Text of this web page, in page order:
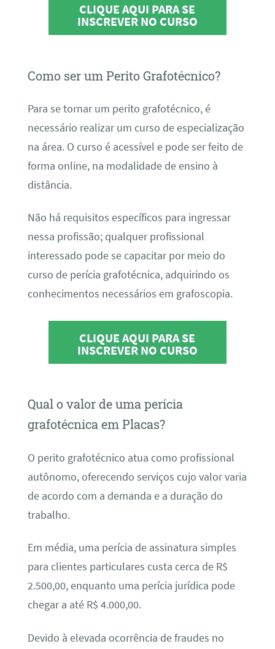
CLIQUE AQUI PARA SE
INSCREVER NO CURSO
Como ser um Perito Grafotécnico?
Para se tornar um perito grafotécnico, é
necessário realizar um curso de especialização
na área. O curso é acessível e pode ser feito de
forma online, na modalidade de ensino à
distância.
Não há requisitos específicos para ingressar
nessa profissão; qualquer profissional
interessado pode se capacitar por meio do
curso de perícia grafotécnica, adquirindo os
conhecimentos necessários em grafoscopia.
CLIQUE AQUI PARA SE
INSCREVER NO CURSO
Qual o valor de uma perícia
grafotécnica em Placas?
O perito grafotécnico atua como profissional
autônomo, oferecendo serviços cujo valor varia
de acordo com a demanda e a duração do
trabalho.
Em média, uma perícia de assinatura simples
para clientes particulares custa cerca de R$
2.500,00, enquanto uma perícia jurídica pode
chegar a até R$ 4.000,00.
Devido à elevada ocorrência de fraudes no